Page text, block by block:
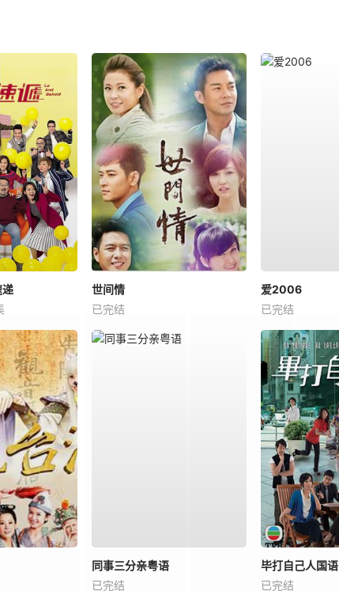
递
世间情
已完结
爱2006
已完结
同事三分亲粤语
已完结
毕打自己人国语
已完结